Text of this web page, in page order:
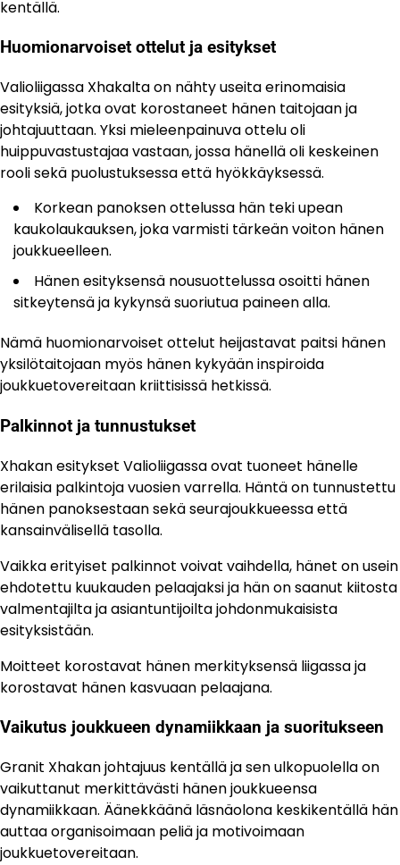
kentällä.
Huomionarvoiset ottelut ja esitykset
Valioliigassa Xhakalta on nähty useita erinomaisia
esityksiä, jotka ovat korostaneet hänen taitojaan ja
johtajuuttaan. Yksi mieleenpainuva ottelu oli
huippuvastustajaa vastaan, jossa hänellä oli keskeinen
rooli sekä puolustuksessa että hyökkäyksessä.
Korkean panoksen ottelussa hän teki upean
kaukolaukauksen, joka varmisti tärkeän voiton hänen
joukkueelleen.
Hänen esityksensä nousuottelussa osoitti hänen
sitkeytensä ja kykynsä suoriutua paineen alla.
Nämä huomionarvoiset ottelut heijastavat paitsi hänen
yksilötaitojaan myös hänen kykyään inspiroida
joukkuetovereitaan kriittisissä hetkissä.
Palkinnot ja tunnustukset
Xhakan esitykset Valioliigassa ovat tuoneet hänelle
erilaisia palkintoja vuosien varrella. Häntä on tunnustettu
hänen panoksestaan sekä seurajoukkueessa että
kansainvälisellä tasolla.
Vaikka erityiset palkinnot voivat vaihdella, hänet on usein
ehdotettu kuukauden pelaajaksi ja hän on saanut kiitosta
valmentajilta ja asiantuntijoilta johdonmukaisista
esityksistään.
Moitteet korostavat hänen merkityksensä liigassa ja
korostavat hänen kasvuaan pelaajana.
Vaikutus joukkueen dynamiikkaan ja suoritukseen
Granit Xhakan johtajuus kentällä ja sen ulkopuolella on
vaikuttanut merkittävästi hänen joukkueensa
dynamiikkaan. Äänekkäänä läsnäolona keskikentällä hän
auttaa organisoimaan peliä ja motivoimaan
joukkuetovereitaan.